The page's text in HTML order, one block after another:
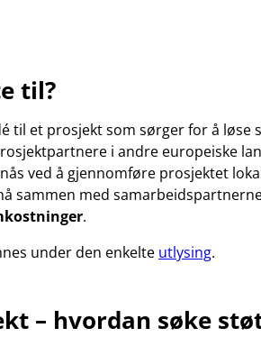
til?
til et prosjekt som sørger for å
i andre europeiske
ved å gjennomføre prosjektet
sammen med
.
under den enkelte utlysing.
– hvordan søke